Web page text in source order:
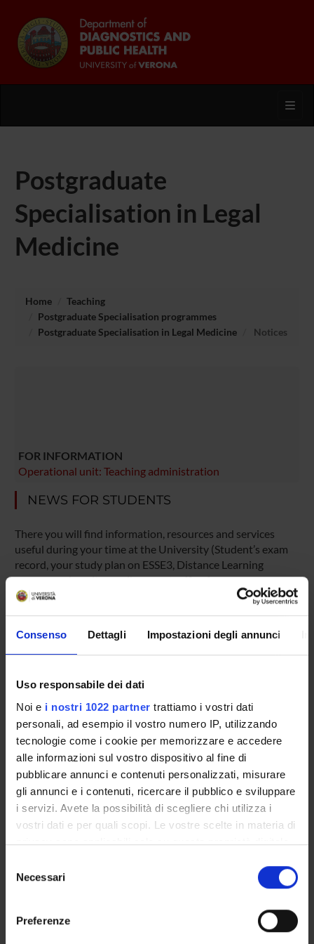
Consenso Dettagli Impostazioni degli annunci
Uso responsabile dei dati
Noi e i nostri 1022 partner trattiamo i vostri dati
personali, ad esempio il vostro numero IP, utilizzando
tecnologie come i cookie per memorizzare e accedere
alle informazioni sul vostro dispositivo al fine di
pubblicare annunci e contenuti personalizzati, misurare
gli annunci e i contenuti, ricercare il pubblico e sviluppare
i servizi. Avete la possibilità di scegliere chi utilizza i
vostri dati e per quali scopi. Le vostre scelte in materia di
privacy sono applicabili solo su questa proprietà digitale
modificare o revocare il proprio consenso in qualsiasi
momento dalla Dichiarazione sui cookie o facendo clic
delNecessari
Preferenze
Postgraduate
Specialisation in Legal
Medicine
Home
Teaching
Postgraduate Specialisation programmes
Postgraduate Specialisation in Legal Medicine
Notices
FOR INFORMATION
Operational unit: Teaching administration
NEWS FOR STUDENTS
There you will find information, resources and services
useful during your time at the University (Student’s exam
record, your study plan on ESSE3, Distance Learning
courses, university email account, office forms,
administrative procedures, etc.). You can log into MyUnivr
and your secretariat via email and also via the Univr app.
Overview
Enrolment Procedures and Admission Requirements
Degree Programme
Courses
Notices
Governing bodies
COURSES